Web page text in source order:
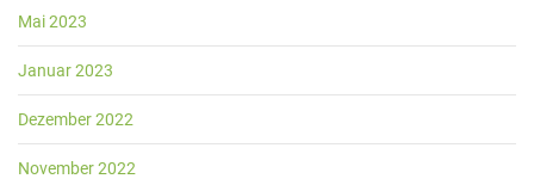
Mai 2023
Januar 2023
Dezember 2022
November 2022